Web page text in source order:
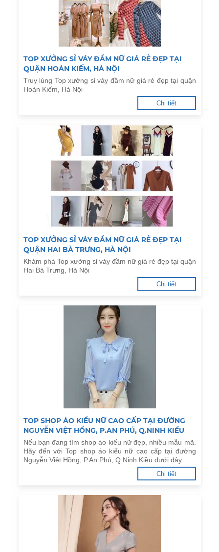
TOP XƯỞNG SỈ VÁY ĐẦM NỮ GIÁ RẺ ĐẸP TẠI
QUẬN HOÀN KIẾM, HÀ NỘI
Truy lùng Top xưởng sỉ váy đầm nữ giá rẻ đẹp tại quận
Hoàn Kiếm, Hà Nội
Chi tiết
TOP XƯỞNG SỈ VÁY ĐẦM NỮ GIÁ RẺ ĐẸP TẠI
QUẬN HAI BÀ TRƯNG, HÀ NỘI
Khám phá Top xưởng sỉ váy đầm nữ giá rẻ đẹp tại quận
Hai Bà Trưng, Hà Nội
Chi tiết
TOP SHOP ÁO KIỂU NỮ CAO CẤP TẠI ĐƯỜNG
NGUYỄN VIỆT HỒNG, P.AN PHÚ, Q.NINH KIỀU
Nếu bạn đang tìm shop áo kiểu nữ đẹp, nhiều mẫu mã.
Hãy đến với Top shop áo kiểu nữ cao cấp tại đường
Nguyễn Việt Hồng, P.An Phú, Q.Ninh Kiều dưới đây.
Chi tiết